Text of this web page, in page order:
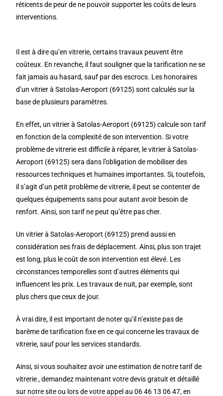
réticents de peur de ne pouvoir supporter les coûts de leurs
interventions.
Il est à dire qu’en vitrerie, certains travaux peuvent être
coûteux. En revanche, il faut souligner que la tarification ne se
fait jamais au hasard, sauf par des escrocs. Les honoraires
d’un vitrier à Satolas-Aeroport (69125) sont calculés sur la
base de plusieurs paramètres.
En effet, un vitrier à Satolas-Aeroport (69125) calcule son tarif
en fonction de la complexité de son intervention. Si votre
problème de vitrerie est difficile à réparer, le vitrier à Satolas-
Aeroport (69125) sera dans l’obligation de mobiliser des
ressources techniques et humaines importantes. Si, toutefois,
il s’agit d’un petit problème de vitrerie, il peut se contenter de
quelques équipements sans pour autant avoir besoin de
renfort. Ainsi, son tarif ne peut qu’être pas cher.
Un vitrier à Satolas-Aeroport (69125) prend aussi en
considération ses frais de déplacement. Ainsi, plus son trajet
est long, plus le coût de son intervention est élevé. Les
circonstances temporelles sont d’autres éléments qui
influencent les prix. Les travaux de nuit, par exemple, sont
plus chers que ceux de jour.
À vrai dire, il est important de noter qu’il n’existe pas de
barème de tarification fixe en ce qui concerne les travaux de
vitrerie, sauf pour les services standards.
Ainsi, si vous souhaitez avoir une estimation de notre tarif de
vitrerie , demandez maintenant votre devis gratuit et détaillé
sur notre site ou lors de votre appel au 06 46 13 06 47, en